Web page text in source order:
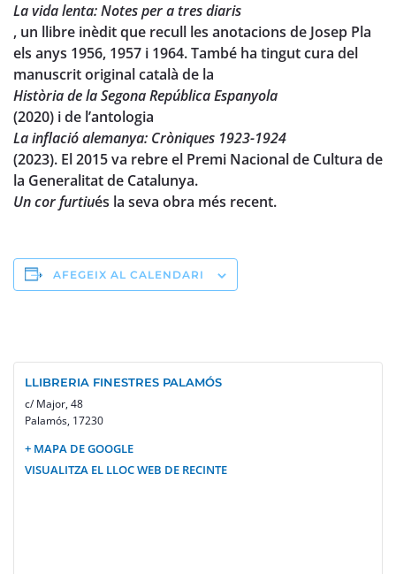
La vida lenta: Notes per a tres diaris
, un llibre inèdit que recull les anotacions de Josep Pla
els anys 1956, 1957 i 1964. També ha tingut cura del
manuscrit original català de la
Història de la Segona República Espanyola
(2020) i de l’antologia
La inflació alemanya: Cròniques 1923-1924
(2023). El 2015 va rebre el Premi Nacional de Cultura de
la Generalitat de Catalunya.
Un cor furtiués la seva obra més recent.
AFEGEIX AL CALENDARI
LLIBRERIA FINESTRES PALAMÓS
c/ Major, 48
Palamós, 17230
+ MAPA DE GOOGLE
VISUALITZA EL LLOC WEB DE RECINTE